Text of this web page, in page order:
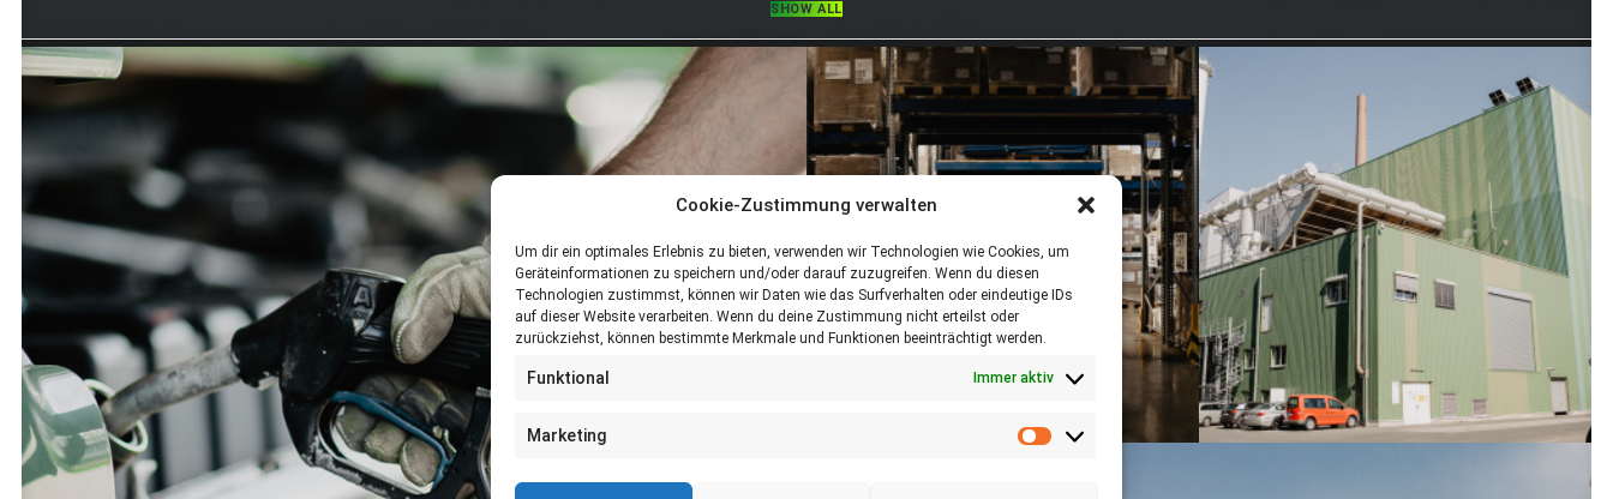
Cookie-Zustimmung verwalten
Um dir ein optimales Erlebnis zu bieten, verwenden wir Technologien wie Cookies, um
Geräteinformationen zu speichern und/oder darauf zuzugreifen. Wenn du diesen
Technologien zustimmst, können wir Daten wie das Surfverhalten oder eindeutige IDs
auf dieser Website verarbeiten. Wenn du deine Zustimmung nicht erteilst oder
zurückziehst, können bestimmte Merkmale und Funktionen beeinträchtigt werden.
Funktional Immer aktiv
Marketing
Marketing
SHOW ALL